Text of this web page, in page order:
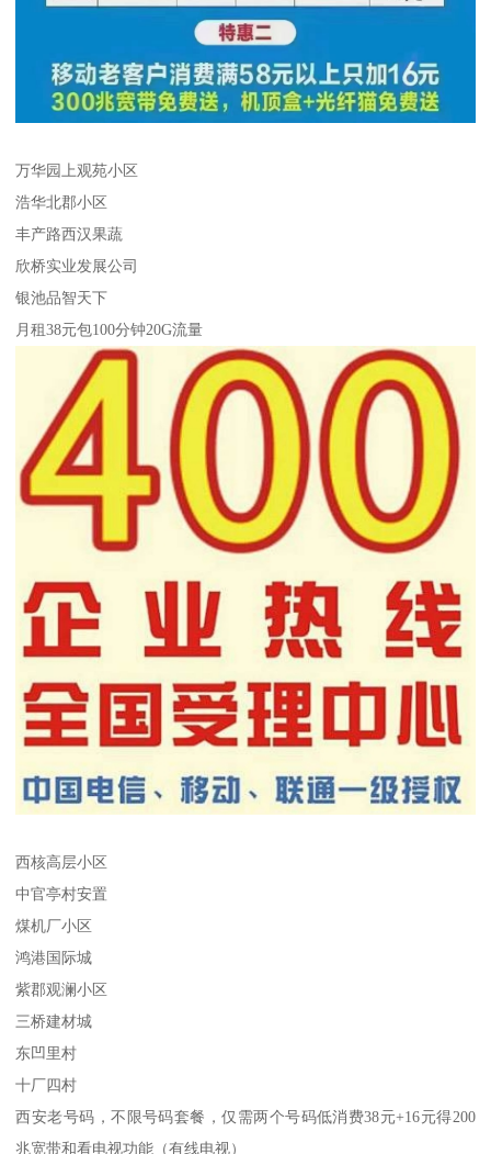
万华园上观苑小区
浩华北郡小区
丰产路西汉果蔬
欣桥实业发展公司
银池品智天下
月租38元包100分钟20G流量
西核高层小区
中官亭村安置
煤机厂小区
鸿港国际城
紫郡观澜小区
三桥建材城
东凹里村
十厂四村
西安老号码，不限号码套餐，仅需两个号码低消费38元+16元得200
兆宽带和看电视功能（有线电视）